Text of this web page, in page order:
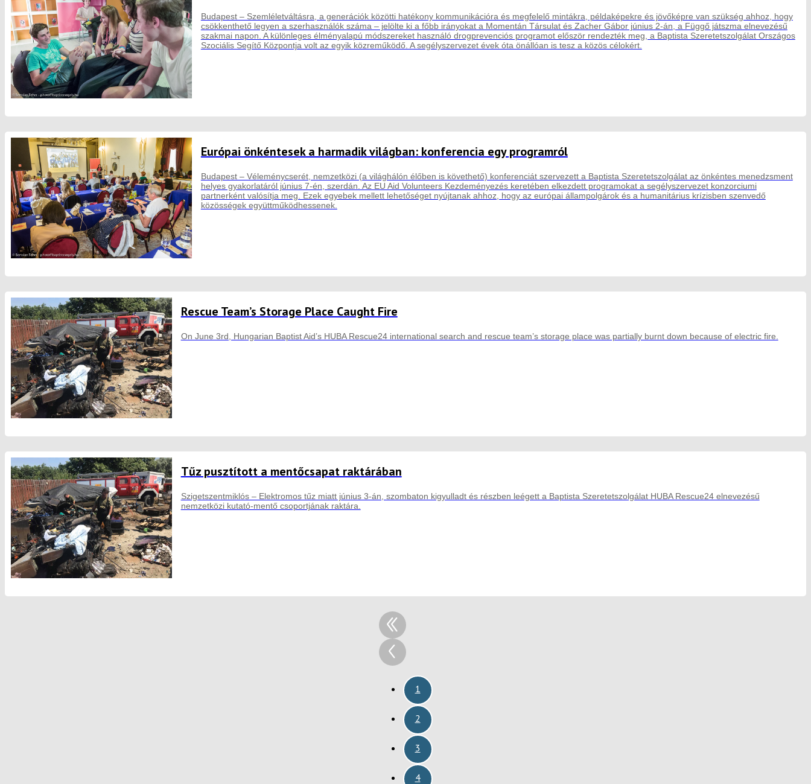
Budapest – Szemléletváltásra, a generációk közötti hatékony kommunikációra és megfelelő mintákra, példaképekre és jövőképre van szükség ahhoz, hogy
csökkenthető legyen a szerhasználók száma – jelölte ki a főbb irányokat a Momentán Társulat és Zacher Gábor június 2-án, a Függő játszma elnevezésű
szakmai napon. A különleges élményalapú módszereket használó drogprevenciós programot először rendezték meg, a Baptista Szeretetszolgálat Országos
Szociális Segítő Központja volt az egyik közreműködő. A segélyszervezet évek óta önállóan is tesz a közös célokért.
Európai önkéntesek a harmadik világban: konferencia egy programról
Budapest – Véleménycserét, nemzetközi (a világhálón élőben is követhető) konferenciát szervezett a Baptista Szeretetszolgálat az önkéntes menedzsment
helyes gyakorlatáról június 7-én, szerdán. Az EU Aid Volunteers Kezdeményezés keretében elkezdett programokat a segélyszervezet konzorciumi
partnerként valósítja meg. Ezek egyebek mellett lehetőséget nyújtanak ahhoz, hogy az európai állampolgárok és a humanitárius krízisben szenvedő
közösségek együttműködhessenek.
Rescue Team’s Storage Place Caught Fire
On June 3rd, Hungarian Baptist Aid’s HUBA Rescue24 international search and rescue team’s storage place was partially burnt down because of electric fire.
Tűz pusztított a mentőcsapat raktárában
Szigetszentmiklós – Elektromos tűz miatt június 3-án, szombaton kigyulladt és részben leégett a Baptista Szeretetszolgálat HUBA Rescue24 elnevezésű
nemzetközi kutató-mentő csoportjának raktára.
1
2
3
4